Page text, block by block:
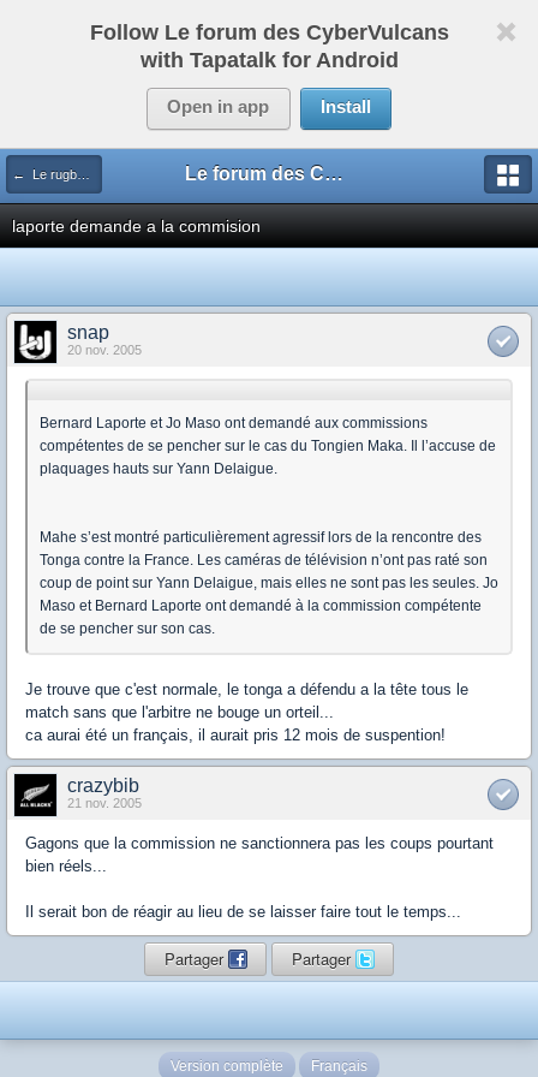
Follow Le forum des CyberVulcans
with Tapatalk for Android
Open in app Install
← Le rugby international Le forum des CyberVulcans
laporte demande a la commision
snap
20 nov. 2005
Bernard Laporte et Jo Maso ont demandé aux commissions
compétentes de se pencher sur le cas du Tongien Maka. Il l’accuse de
plaquages hauts sur Yann Delaigue.
Mahe s’est montré particulièrement agressif lors de la rencontre des
Tonga contre la France. Les caméras de télévision n’ont pas raté son
coup de point sur Yann Delaigue, mais elles ne sont pas les seules. Jo
Maso et Bernard Laporte ont demandé à la commission compétente
de se pencher sur son cas.
Je trouve que c'est normale, le tonga a défendu a la tête tous le
match sans que l'arbitre ne bouge un orteil...
ca aurai été un français, il aurait pris 12 mois de suspention!
crazybib
21 nov. 2005
Gagons que la commission ne sanctionnera pas les coups pourtant
bien réels...
Il serait bon de réagir au lieu de se laisser faire tout le temps...
Partager Partager
Version complète Français